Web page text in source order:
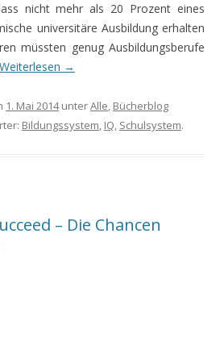
nicht mehr als 20 Prozent eines
universitäre Ausbildung erhalten
müssten genug Ausbildungsberufe
Weiterlesen →
1. Mai 2014unterAlle, Bücherblog
Bildungssystem, IQ, Schulsystem.
– Die Chancen